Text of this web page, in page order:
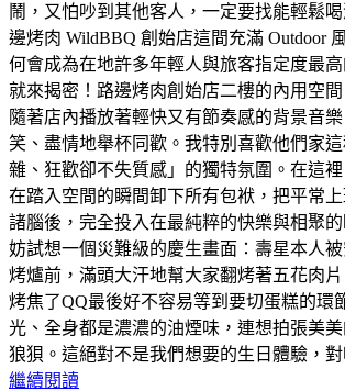
鬧，又怕吵到其他客人，一定要找能輕鬆
邊烤肉 WildBBQ 創始店這間充滿 Outdoor
何會成為在地許多年輕人與旅客指定度最
就來揭密！路邊烤肉創始店二樓的內用空
隨著店內播放著輕快又有節奏感的背景音
笑、盡情地舉杯同歡。我特別喜歡他們家
雜、狂歡卻不失質感」的獨特氛圍。在這
在踏入空間的瞬間卸下所有包袱，把平常
諸腦後，完全投入在最純粹的快樂與相聚
妨試想一個災難級的慶生畫面：壽星本人
烤爐前，滿頭大汗地幫大家翻烤著五花肉
烤焦了QQ最後好不容易等到要切蛋糕的環
光、全身都是濃濃的油煙味，連想拍張美
狼狽。這絕對不是我們想要的生日體驗，對
繼續閱讀